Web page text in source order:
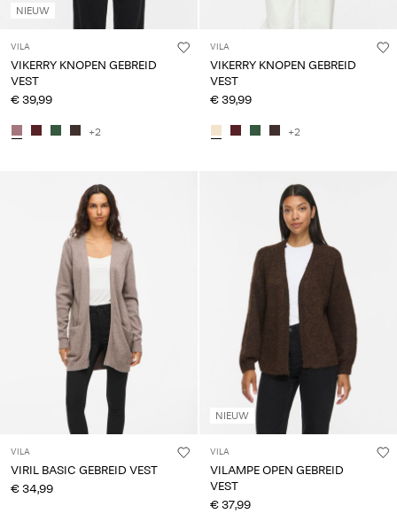
NIEUW
VILA
VIKERRY KNOPEN GEBREID
VEST
€ 39,99
+2
VILA
VIKERRY KNOPEN GEBREID
VEST
€ 39,99
+2
VILA
VIRIL BASIC GEBREID VEST
€ 34,99
NIEUW
VILA
VILAMPE OPEN GEBREID
VEST
€ 37,99